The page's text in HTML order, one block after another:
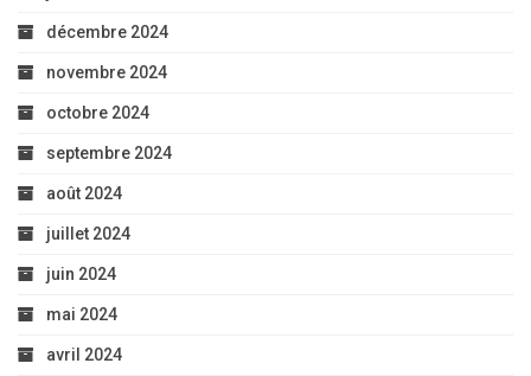
décembre 2024
novembre 2024
octobre 2024
septembre 2024
août 2024
juillet 2024
juin 2024
mai 2024
avril 2024